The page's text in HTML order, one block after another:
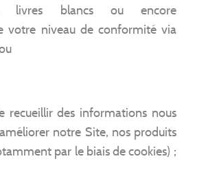
livres blancs ou encore
votre niveau de conformité via
recueillir des informations nous
notre Site, nos produits
par le biais de cookies) ;